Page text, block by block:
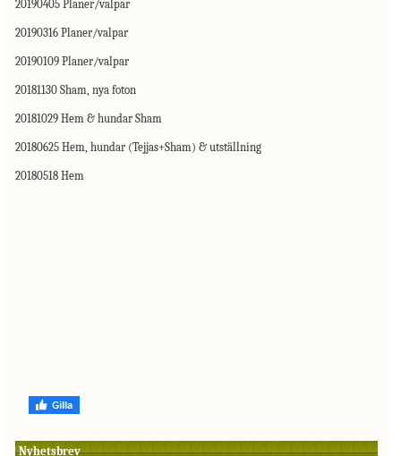
20190405 Planer/valpar
20190316 Planer/valpar
20190109 Planer/valpar
20181130 Sham, nya foton
20181029 Hem & hundar Sham
20180625 Hem, hundar (Tejjas+Sham) & utställning
20180518 Hem
Nyhetsbrev